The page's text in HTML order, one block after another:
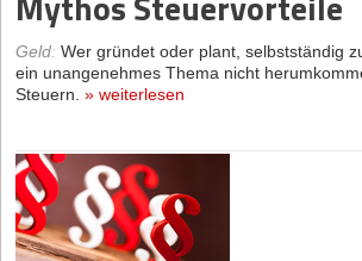
Geld: Wer gründet oder plant, selbstständig
ein unangenehmes Thema nicht
Steuern. » weiterlesen